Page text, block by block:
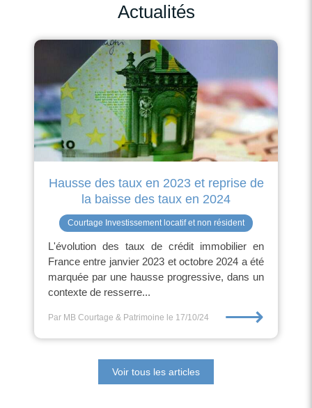
Actualités
Hausse des taux en 2023 et reprise de
la baisse des taux en 2024
Courtage Investissement locatif et non résident
L'évolution des taux de crédit immobilier en
France entre janvier 2023 et octobre 2024 a été
marquée par une hausse progressive, dans un
contexte de resserre...
Par MB Courtage & Patrimoine le 17/10/24 ⟶
Voir tous les articles